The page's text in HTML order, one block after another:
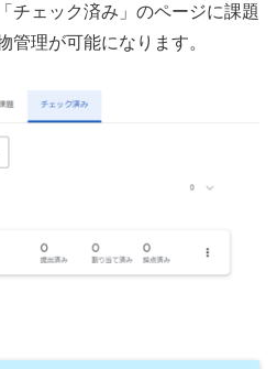
チェック済み」のページに課題
管理が可能になります。